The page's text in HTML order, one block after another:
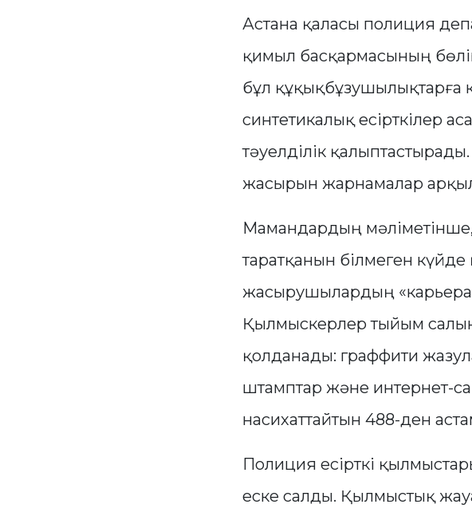
Астана қаласы полиция
қимыл басқармасының
бұл құқықбұзушылықтарға
синтетикалық есірткілер
тәуелділік
жасырын жарнамалар
Мамандардың мәліметінше,
таратқанын білмеген
жасырушылардың
Қылмыскерлер тыйым
қолданады: граффити
штамптар және интернет-
насихаттайтын 488-ден
Полиция есірткі
еске салды. Қылмыстық